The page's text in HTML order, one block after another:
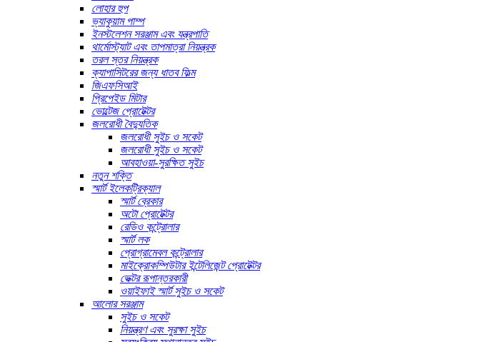
লোহার হুপ
ভ্যাকুয়াম পাম্প
ইনস্টলেশন সরঞ্জাম এবং যন্ত্রপাতি
থার্মোস্ট্যাট এবং তাপমাত্রা নিয়ন্ত্রক
তরল স্তর নিয়ন্ত্রক
ক্যাপাসিটরের জন্য ধাতব ফিল্ম
জিএফসিআই
প্রিপেইড মিটার
ভোল্টেজ প্রোটেক্টর
জলরোধী বৈদ্যুতিক
জলরোধী সুইচ ও সকেট
জলরোধী সুইচ ও সকেট
আবহাওয়া-সুরক্ষিত সুইচ
নতুন শক্তি
স্মার্ট ইলেকট্রিক্যাল
স্মার্ট ব্রেকার
অটো প্রোটেক্টর
রেডিও কন্ট্রোলার
স্মার্ট লক
প্রোগ্রামেবল কন্ট্রোলার
মাইক্রোকম্পিউটার ইন্টেলিজেন্ট প্রোটেক্টর
ভেক্টর রূপান্তরকারী
ওয়াইফাই স্মার্ট সুইচ ও সকেট
আলোর সরঞ্জাম
সুইচ ও সকেট
নিয়ন্ত্রণ এবং সুরক্ষা সুইচ